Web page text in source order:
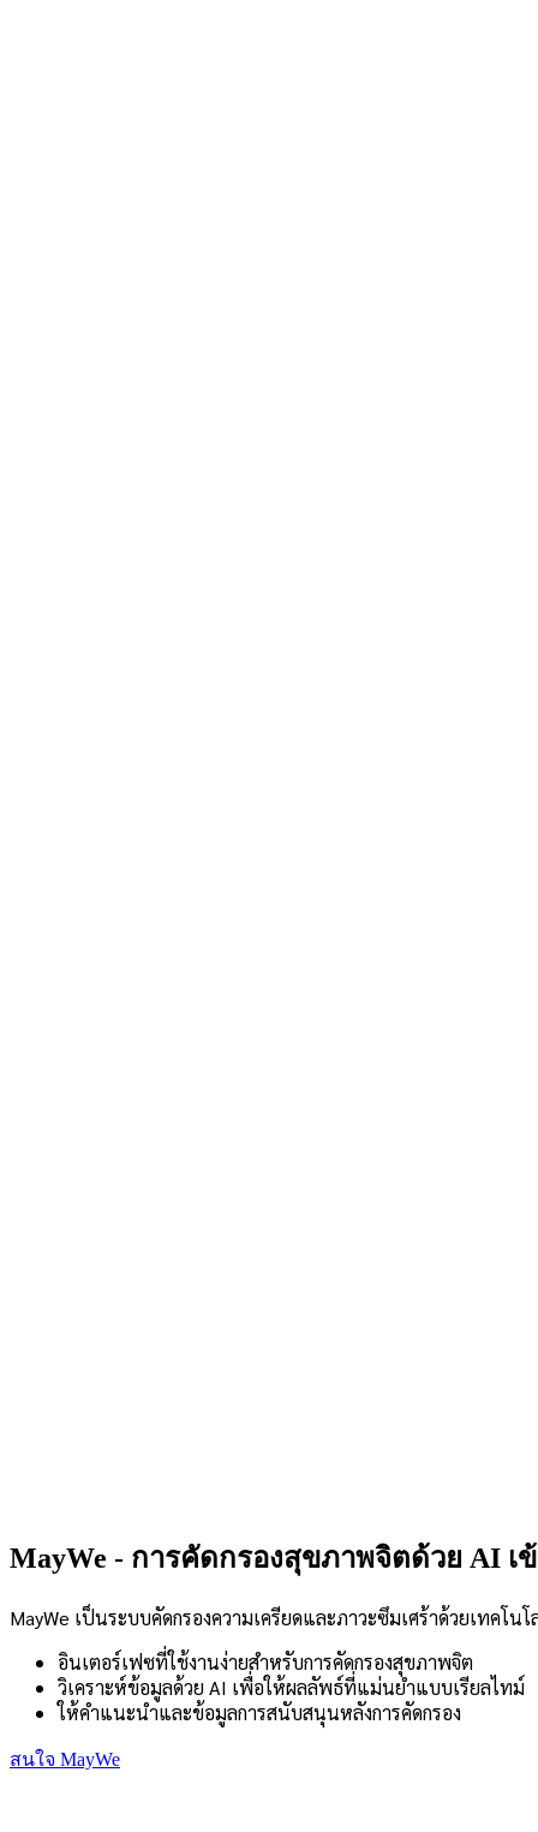
MayWe - การคัดกรองสุขภาพจิตด้วย AI
MayWe เป็นระบบคัดกรองความเครียดและภาวะซึมเศร้าด้วยเทค
อินเตอร์เฟซที่ใช้งานง่ายสำหรับการคัดกรองสุขภาพจิต
วิเคราะห์ข้อมูลด้วย AI เพื่อให้ผลลัพธ์ที่แม่นยำแบบเรียลไทม์
ให้คำแนะนำและข้อมูลการสนับสนุนหลังการคัดกรอง
สนใจ MayWe